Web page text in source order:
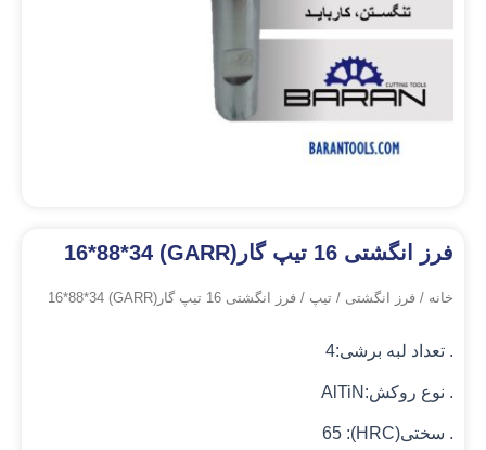
فرز انگشتی 16 تیپ گار(GARR) 16*88*34
خانه / فرز انگشتی / تیپ / فرز انگشتی 16 تیپ گار(GARR) 16*88*34
. تعداد لبه برشی:4
. نوع روکش:AlTiN
. سختی(HRC): 65